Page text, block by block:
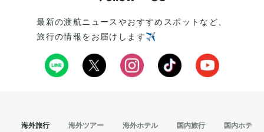
最新の渡航ニュースやおすすめスポットなど、
旅行の情報をお届けします✈️
海外旅行 海外ツアー 海外ホテル 国内旅行 国内ホテル